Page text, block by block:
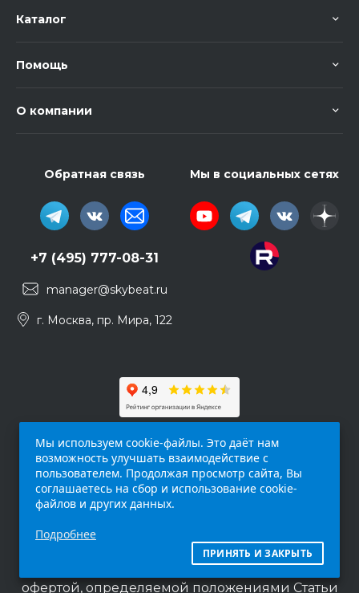
Каталог
Помощь
О компании
Обратная связь
+7 (495) 777-08-31
manager@skybeat.ru
г. Москва, пр. Мира, 122
Мы в социальных сетях
интернет-сайт (
исключительно информационный характер и
ни при каких условиях не является публичной
офертой, определяемой положениями Статьи
Мы используем cookie-файлы. Это даёт нам
возможность улучшать взаимодействие с
пользователем. Продолжая просмотр сайта, Вы
соглашаетесь на сбор и использование cookie-
файлов и других данных.
Подробнее
ПРИНЯТЬ И ЗАКРЫТЬ